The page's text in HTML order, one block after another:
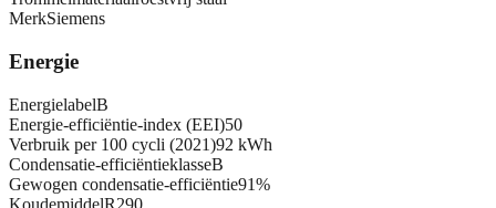
MerkSiemens
Energie
EnergielabelB
Energie-efficiëntie-index (EEI)50
Verbruik per 100 cycli (2021)92 kWh
Condensatie-efficiëntieklasseB
Gewogen condensatie-efficiëntie91%
KoudemiddelR290